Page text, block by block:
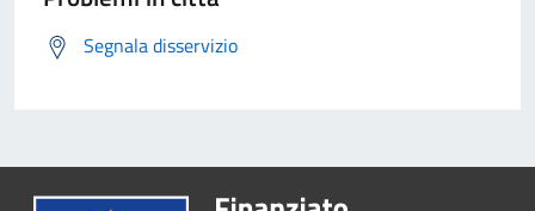
Segnala disservizio